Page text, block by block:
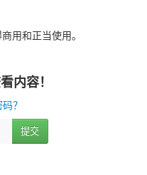
用和正当使用。
内容！
？
提交